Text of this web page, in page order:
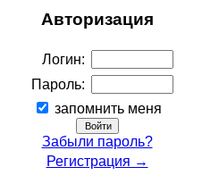
Авторизация
Логин:
Пароль:
запомнить меня
Забыли пароль?
Регистрация →